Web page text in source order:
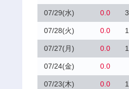
07/29(水) 0.0 3
07/28(火) 0.0 1
07/27(月) 0.0 1
07/24(金) 0.0
07/23(木) 0.0 1